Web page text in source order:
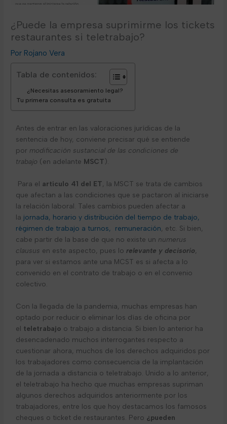
¿Puede la empresa suprimirme los tickets
restaurantes si teletrabajo?
Rojano Vera
Tabla de contenidos:
¿Necesitas asesoramiento legal?
Tu primera consulta es gratuita
Antes de entrar en las valoraciones jurídicas de la
sentencia de hoy, conviene precisar qué se entiende
por modificación sustancial de las condiciones de
trabajo (en adelante MSCT).
Para el artículo 41 del ET , la MSCT se trata de cambios
que afectan a las condiciones que se pactaron al iniciarse
la relación laboral. Tales cambios pueden afectar a
la jornada, horario y distribución del tiempo de trabajo,
régimen de trabajo a turnos, remuneración , etc. Si bien,
cabe partir de la base de que no existe un numerus
clausus en este aspecto, pues lo relevante y decisorio
para ver si estamos ante una MCST es si afecta a lo
convenido en el contrato de trabajo o en el convenio
colectivo.
Con la llegada de la pandemia, muchas empresas han
optado por reducir o eliminar los días de oficina por
el teletrabajo o trabajo a distancia. Si bien lo anterior ha
desencadenado muchos interrogantes respecto a
cuestionar ahora, muchos de los derechos adquiridos por
los trabajadores como consecuencia de la implantación
de la jornada a distancia o teletrabajo. Unido a lo anterior,
el teletrabajo ha hecho que muchas empresas supriman
algunos derechos adquiridos anteriormente por los
trabajadores, entre los que hoy destacamos los famosos
cheques o ticket de restaurantes. Pero ¿pueden